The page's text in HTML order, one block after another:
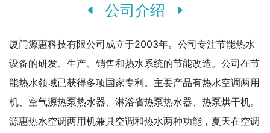
公司介绍
厦门源惠科技有限公司成立于2003年。公司专注节能热水
设备的研发、生产、销售和热水系统的节能改造。公司在节
能热水领域已获得多项国家专利。主要产品有热水空调两用
机、空气源热泵热水器、淋浴省热泵热水器、热泵烘干机。
源惠热水空调两用机兼具空调和热水两种功能，夏天在空调